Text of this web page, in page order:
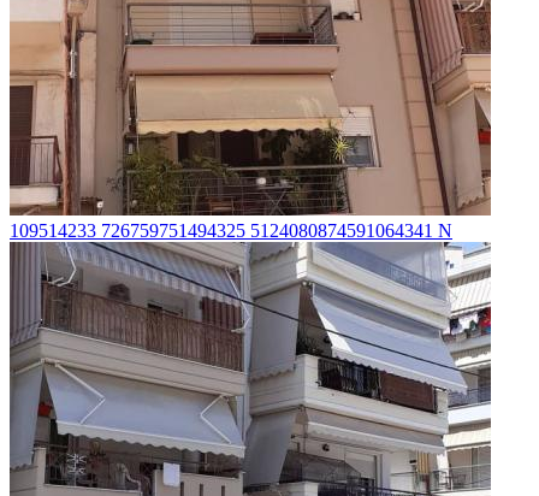
109514233 726759751494325 5124080874591064341 N